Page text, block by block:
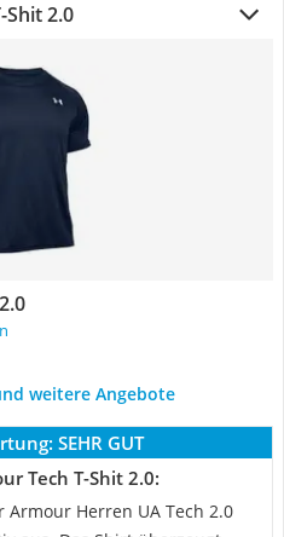
2.0
weitere Angebote
SEHR GUT
Tech T-Shit 2.0:
Herren UA Tech 2.0